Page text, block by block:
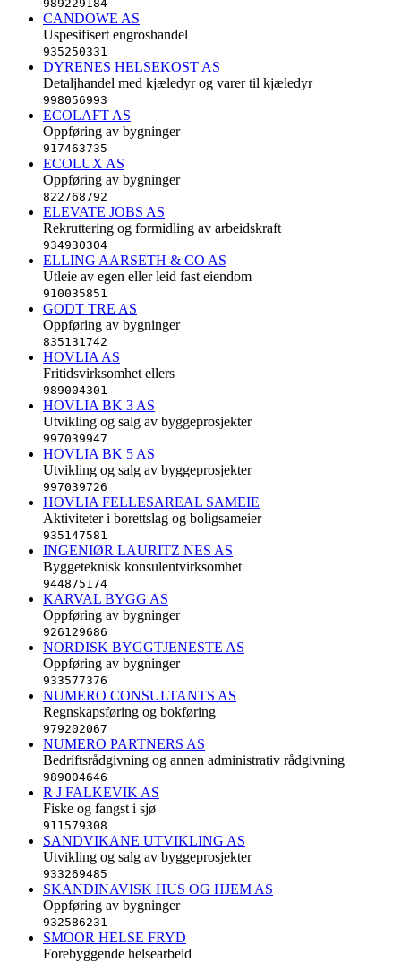
989229184
CANDOWE AS
Uspesifisert engroshandel
935250331
DYRENES HELSEKOST AS
Detaljhandel med kjæledyr og varer til kjæledyr
998056993
ECOLAFT AS
Oppføring av bygninger
917463735
ECOLUX AS
Oppføring av bygninger
822768792
ELEVATE JOBS AS
Rekruttering og formidling av arbeidskraft
934930304
ELLING AARSETH & CO AS
Utleie av egen eller leid fast eiendom
910035851
GODT TRE AS
Oppføring av bygninger
835131742
HOVLIA AS
Fritidsvirksomhet ellers
989004301
HOVLIA BK 3 AS
Utvikling og salg av byggeprosjekter
997039947
HOVLIA BK 5 AS
Utvikling og salg av byggeprosjekter
997039726
HOVLIA FELLESAREAL SAMEIE
Aktiviteter i borettslag og boligsameier
935147581
INGENIØR LAURITZ NES AS
Byggeteknisk konsulentvirksomhet
944875174
KARVAL BYGG AS
Oppføring av bygninger
926129686
NORDISK BYGGTJENESTE AS
Oppføring av bygninger
933577376
NUMERO CONSULTANTS AS
Regnskapsføring og bokføring
979202067
NUMERO PARTNERS AS
Bedriftsrådgivning og annen administrativ rådgivning
989004646
R J FALKEVIK AS
Fiske og fangst i sjø
911579308
SANDVIKANE UTVIKLING AS
Utvikling og salg av byggeprosjekter
933269485
SKANDINAVISK HUS OG HJEM AS
Oppføring av bygninger
932586231
SMOOR HELSE FRYD
Forebyggende helsearbeid